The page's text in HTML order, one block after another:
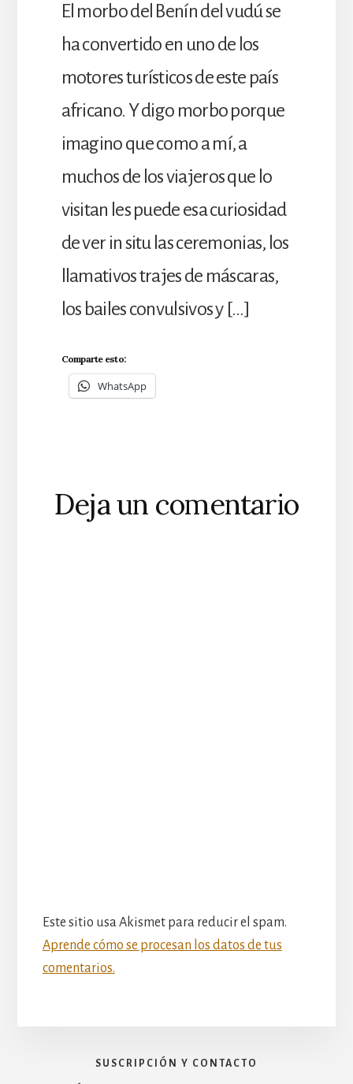
El morbo del Benín del vudú se
ha convertido en uno de los
motores turísticos de este país
africano. Y digo morbo porque
imagino que como a mí, a
muchos de los viajeros que lo
visitan les puede esa curiosidad
de ver in situ las ceremonias, los
llamativos trajes de máscaras,
los bailes convulsivos y […]
Comparte esto:
WhatsApp
Interacciones
con
Deja un comentario
Este sitio usa Akismet para reducir el spam.
Aprende cómo se procesan los datos de tus
comentarios.
SUSCRIPCIÓN Y CONTACTO